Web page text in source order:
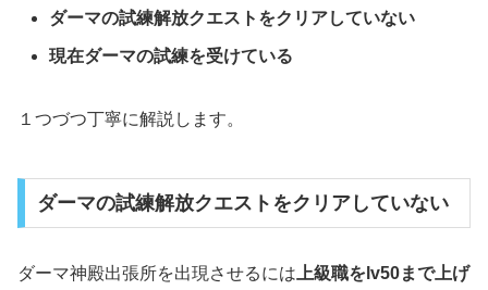
ダーマの試練解放クエストをクリアしていない
現在ダーマの試練を受けている
１つづつ丁寧に解説します。
ダーマの試練解放クエストをクリアしていない
ダーマ神殿出張所を出現させるには 上級職をlv50まで上げ